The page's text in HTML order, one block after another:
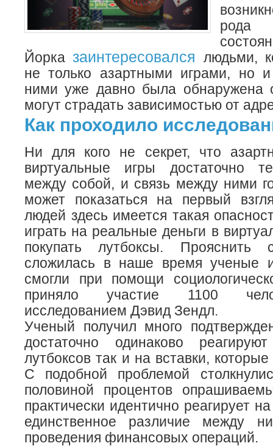
Йорказаинтересовался людьми,
не только азартными играми, но
ними уже давно была обнаружена
могут страдать зависимостью от
Как проходило
Ни для кого не секрет, что
виртуальные игры достаточно
между собой, и связь между ними
может показаться на первый
людей здесь имеется такая
играть на реальные деньги в
покупать лутбоксы. Прояснить
сложилась в наше время ученые
смогли при помощи
приняло участие 1100
исследованием Дэвид Зендл.
Ученый получил много
достаточно одинаково
лутбоксов так и на вставки,
С подобной проблемой
половиной процентов
практически идентично реагирует
единственное различие между
проведения финансовых операций.